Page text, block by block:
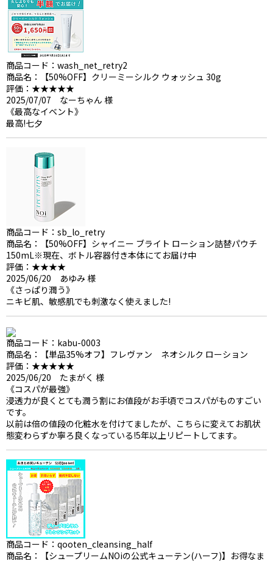
商品コード：wash_net_retry2
商品名：【50%OFF】クリーミーシルク ウォッシュ 30g
評価：★★★★★
2025/07/07 なーちゃん 様
《最高なイベント》
最高!七夕
商品コード：sb_lo_retry
商品名：【50%OFF】シャイニー ブライト ローション詰替パウチ
150mL※現在、ボトル容器付き本体にてお届け中
評価：★★★★
2025/06/20 あゆみ 様
《さっぱり潤う》
ニキビ肌、敏感肌でも刺激なく使えました!
商品コード：kabu-0003
商品名：【単品35%オフ】フレヴァン ネオシルク ローション
評価：★★★★★
2025/06/20 たまがく 様
《コスパが最強》
浸透力が良くとても潤う割にお値段がお手頃でコスパがものすごい
です。
以前は倍の値段の化粧水を付けてましたが、こちらに変えてお肌状
態変わらずか寧ろ良くなっている!5年以上リピートしてます。
商品コード：qooten_cleansing_half
商品名：【シュープリームNOiの公式キューテン(ハーフ)】お得なま